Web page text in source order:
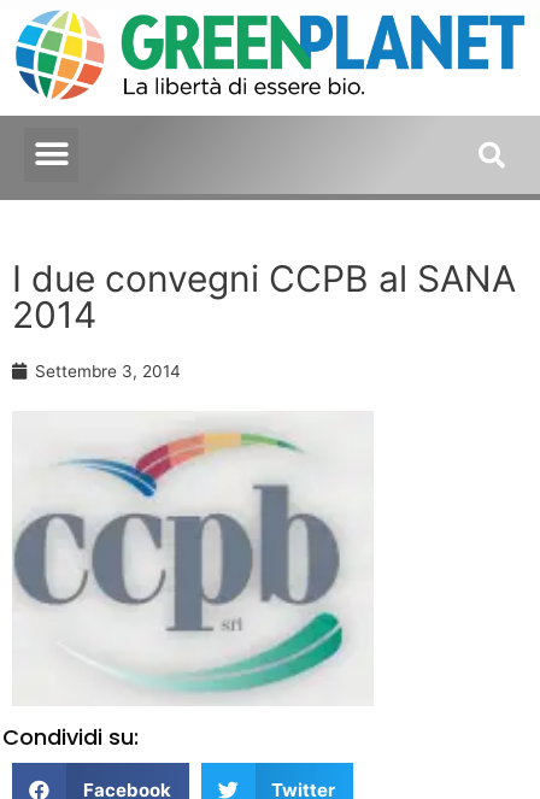
I due convegni CCPB al SANA
2014
Settembre 3, 2014
Condividi su:
Facebook Twitter